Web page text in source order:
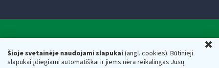
Šioje svetainėje naudojami slapukai(angl. cookies). Būtinieji
slapukai įdiegiami automatiškai ir jiems nėra reikalingas Jūsų
Respublikos finansų ministerijos